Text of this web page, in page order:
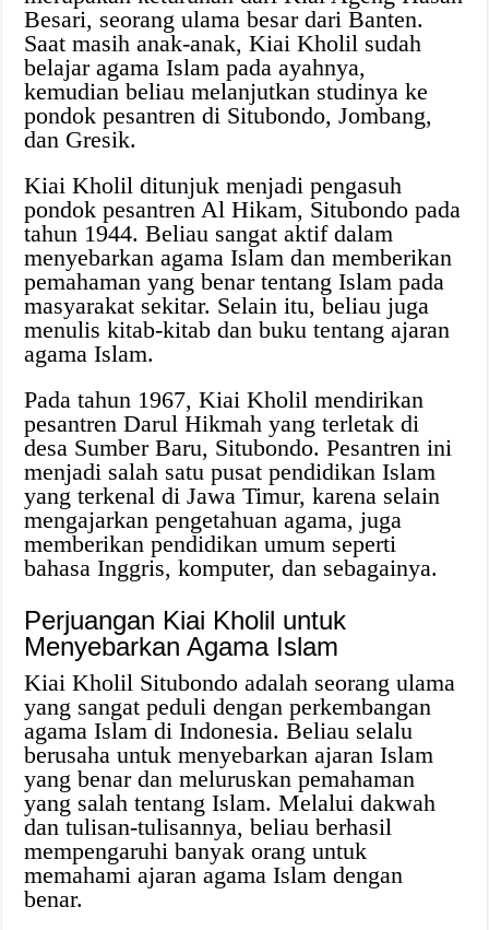
Besari, seorang ulama besar dari Banten.
Saat masih anak-anak, Kiai Kholil sudah
belajar agama Islam pada ayahnya,
kemudian beliau melanjutkan studinya ke
pondok pesantren di Situbondo, Jombang,
dan Gresik.
Kiai Kholil ditunjuk menjadi pengasuh
pondok pesantren Al Hikam, Situbondo pada
tahun 1944. Beliau sangat aktif dalam
menyebarkan agama Islam dan memberikan
pemahaman yang benar tentang Islam pada
masyarakat sekitar. Selain itu, beliau juga
menulis kitab-kitab dan buku tentang ajaran
agama Islam.
Pada tahun 1967, Kiai Kholil mendirikan
pesantren Darul Hikmah yang terletak di
desa Sumber Baru, Situbondo. Pesantren ini
menjadi salah satu pusat pendidikan Islam
yang terkenal di Jawa Timur, karena selain
mengajarkan pengetahuan agama, juga
memberikan pendidikan umum seperti
bahasa Inggris, komputer, dan sebagainya.
Perjuangan Kiai Kholil untuk
Menyebarkan Agama Islam
Kiai Kholil Situbondo adalah seorang ulama
yang sangat peduli dengan perkembangan
agama Islam di Indonesia. Beliau selalu
berusaha untuk menyebarkan ajaran Islam
yang benar dan meluruskan pemahaman
yang salah tentang Islam. Melalui dakwah
dan tulisan-tulisannya, beliau berhasil
mempengaruhi banyak orang untuk
memahami ajaran agama Islam dengan
benar.